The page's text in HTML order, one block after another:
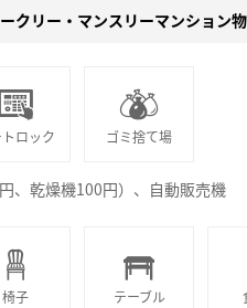
クリー・マンスリーマンション
ロック ゴミ捨て場
、乾燥機100円）、自動販売機
椅子 テーブル